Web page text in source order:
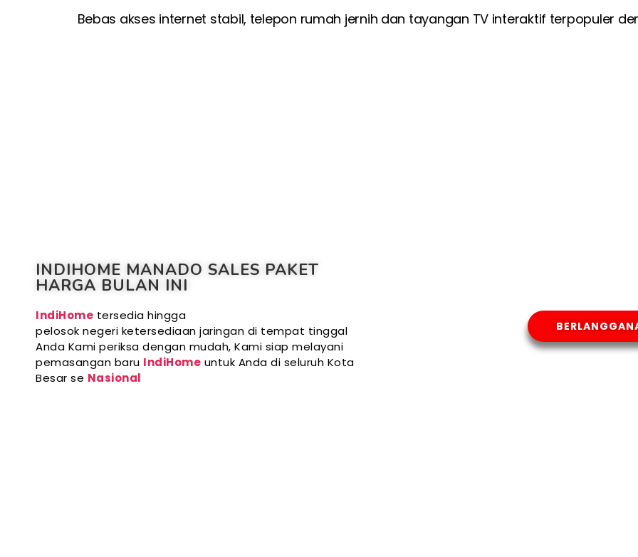
Bebas akses internet stabil, telepon rumah jernih dan tayangan TV interaktif terpopuler
INDIHOME MANADO SALES PAKET
HARGA BULAN INI
IndiHome tersedia hingga
pelosok negeri ketersediaan jaringan di tempat tinggal
Anda Kami periksa dengan mudah, Kami siap melayani
pemasangan baru IndiHome untuk Anda di seluruh Kota
Besar se Nasional